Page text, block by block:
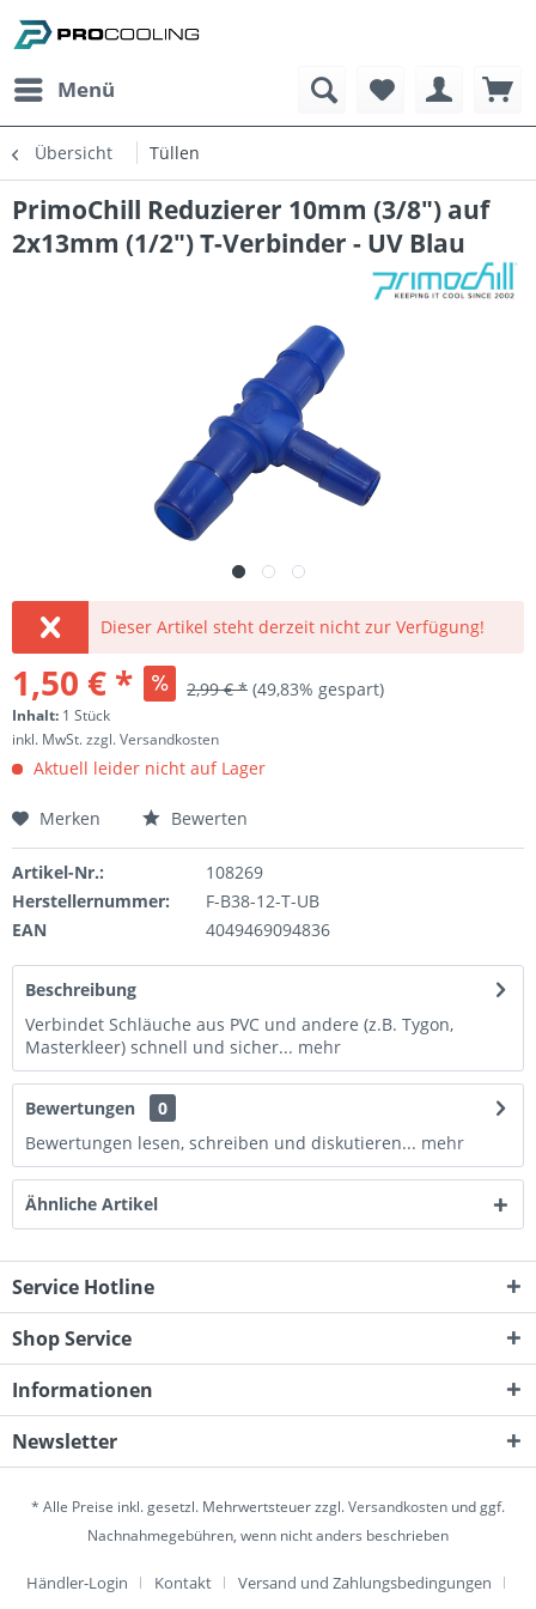
Menü
Übersicht Tüllen
PrimoChill Reduzierer 10mm (3/8") auf
2x13mm (1/2") T-Verbinder - UV Blau
Dieser Artikel steht derzeit nicht zur Verfügung!
1,50 € * 2,99 € * (49,83% gespart)
Inhalt: 1 Stück
inkl. MwSt.zzgl. Versandkosten
Aktuell leider nicht auf Lager
Merken Bewerten
Artikel-Nr.:
108269
Herstellernummer:
F-B38-12-T-UB
EAN
4049469094836
Beschreibung
Verbindet Schläuche aus PVC und andere (z.B. Tygon,
Masterkleer) schnell und sicher... mehr
Bewertungen
0
Bewertungen lesen, schreiben und diskutieren... mehr
Ähnliche Artikel
Service Hotline
Shop Service
Informationen
Newsletter
* Alle Preise inkl. gesetzl. Mehrwertsteuer zzgl.Versandkosten und ggf.
Nachnahmegebühren, wenn nicht anders beschrieben
Händler-Login Kontakt Versand und Zahlungsbedingungen